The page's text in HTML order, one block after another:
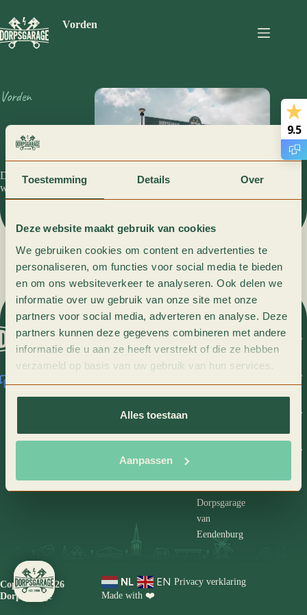
Toestemming Details Over
Deze website maakt gebruik van cookies
We gebruiken cookies om content en advertenties te
personaliseren, om functies voor social media te bieden
en om ons websiteverkeer te analyseren. Ook delen we
informatie over uw gebruik van onze site met onze
partners voor social media, adverteren en analyse. Deze
partners kunnen deze gegevens combineren met andere
informatie die u aan ze heeft verstrekt of die ze hebben
verzameld op basis van uw gebruik van hun services.
Alles toestaan
Aanpassen
naar
de
inhoud
Vorden
Vorden
werkplaats
Dit is onze
werkplaats in Vorden
Informatie
Terug
naar
Home
Contact
Garages
Dorpsgarage
Loenen
Dorpsgarage
Brummen
Dorpsgarage
Dorpsgarage
Have
Dorpsgarage
Dorpsgarage
van
Eendenburg
Copyright 2026
Dorpsgarage
NL EN Privacy verklaring
Made with ❤️
9.5